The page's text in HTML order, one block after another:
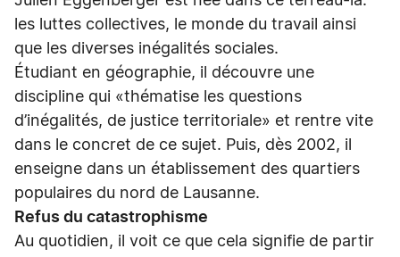
les luttes collectives, le monde du travail ainsi
que les diverses inégalités sociales.
Étudiant en géographie, il découvre une
discipline qui «thématise les questions
d’inégalités, de justice territoriale» et rentre vite
dans le concret de ce sujet. Puis, dès 2002, il
enseigne dans un établissement des quartiers
populaires du nord de Lausanne.
Refus du catastrophisme
Au quotidien, il voit ce que cela signifie de partir